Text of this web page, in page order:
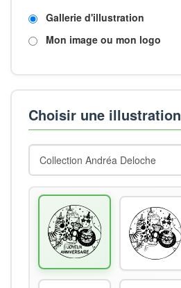
Gallerie d'illustration
Mon image ou mon logo
Choisir une illustration